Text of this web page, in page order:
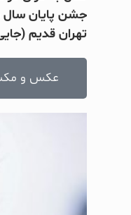
جشن پایان سال
تهران قدیم
عکس و